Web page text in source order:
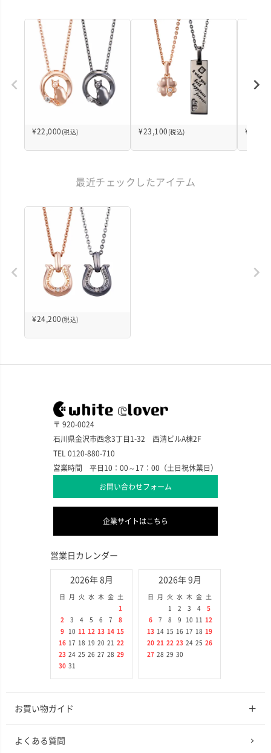
¥22,000 (税込) ¥23,100 (税込) ¥
最近チェックしたアイテム
¥24,200 (税込)
〒 920-0024
石川県金沢市西念3丁目1-32 西清ビルA棟2F
TEL 0120-880-710
営業時間 平日10：00～17：00（土日祝休業日）
お問い合わせフォーム
企業サイトはこちら
営業日カレンダー
2026年 8月
日 月 火 水 木 金
土
1
2
3 4 5 6 7
8
9
10 11 12 13 14 15
16 17 18 19 20 21
22
23 24 25 26 27 28 29
30 31
2026年 9月
日 月 火 水 木 金
土
1
2 3 4
5
6
7 8 9 10 11
12
13 14 15 16 17 18 19
20 21 22 23 24 25 26
27 28 29 30
お買い物ガイド
よくある質問